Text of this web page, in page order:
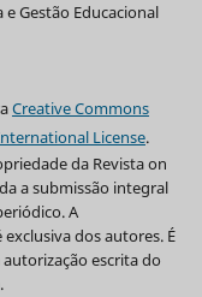
Gestão Educacional
Creative Commons
License.
da Revista on
a submissão integral
A
dos autores. É
escrita do